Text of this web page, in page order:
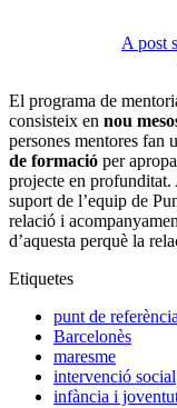
A post
El programa de
consisteix en nou
persones mentores fan
de formació per
projecte en profunditat.
suport de l’equip de
relació i
d’aquesta perquè la
Etiquetes
punt de
Barcelonès
maresme
intervenció social
infància i